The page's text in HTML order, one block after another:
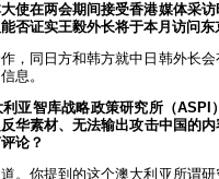
使在两会期间接受香港媒体采
否证实王毅外长将于本月访问
，同日方和韩方就中日韩外长
息。
亚智库战略政策研究所（
华素材、无法输出攻击中国的
论？
。你提到的这个澳大利亚所谓